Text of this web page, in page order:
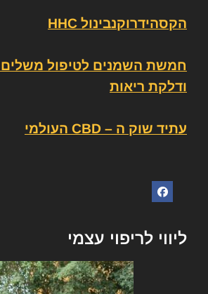
הקסהידרוקנבינול HHC
חמשת השמנים לטיפול משלים
ודלקת ריאות
עתיד שוק ה – CBD העולמי
ליווי לריפוי עצמי